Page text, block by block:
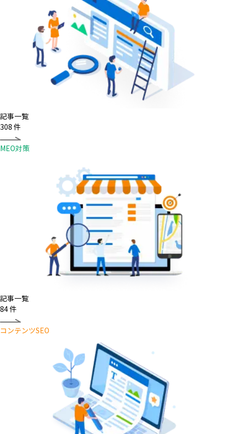
記事一覧
308 件
MEO対策
記事一覧
84件
コンテンツSEO